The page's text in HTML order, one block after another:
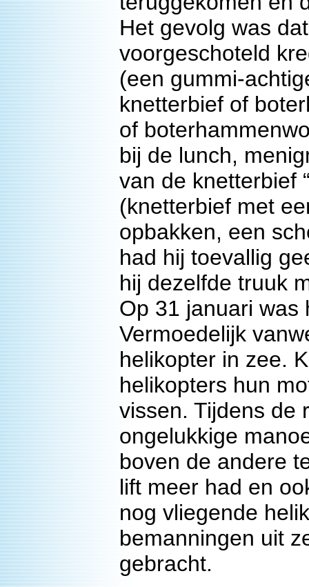
Het gevolg was
voorgeschoteld
(een gummi-
knetterbief of
of
bij de lunch,
van de knetterbief
(knetterbief met
opbakken, een
had hij toevallig
hij dezelfde truuk
Op 31 januari was
Vermoedelijk
helikopter in zee.
helikopters hun
vissen. Tijdens de
ongelukkige
boven de andere
lift meer had en
nog vliegende
bemanningen uit
gebracht.